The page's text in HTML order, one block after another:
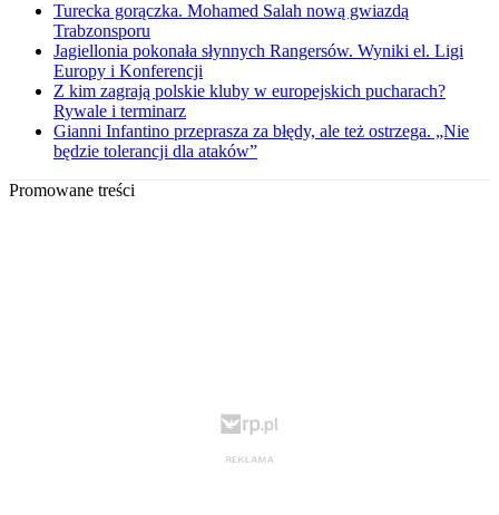
Turecka gorączka. Mohamed Salah nową gwiazdą
Trabzonsporu
Jagiellonia pokonała słynnych Rangersów. Wyniki el. Ligi
Europy i Konferencji
Z kim zagrają polskie kluby w europejskich pucharach?
Rywale i terminarz
Gianni Infantino przeprasza za błędy, ale też ostrzega. „Nie
będzie tolerancji dla ataków”
Promowane treści